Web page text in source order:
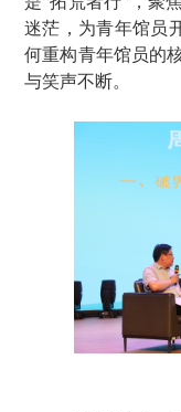
迷茫，为青年馆员
何重构青年馆员的
与笑声不断。